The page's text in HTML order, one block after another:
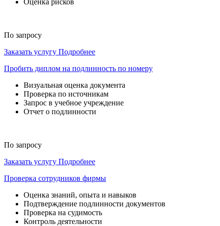
По запросу
Заказать услугу Подробнее
Пробить диплом на подлинность по номеру
Визуальная оценка документа
Проверка по источникам
Запрос в учебное учреждение
Отчет о подлинности
По запросу
Заказать услугу Подробнее
Проверка сотрудников фирмы
Оценка знаний, опыта и навыков
Подтверждение подлинности документов
Проверка на судимость
Контроль деятельности